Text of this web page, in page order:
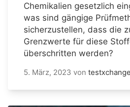
Chemikalien gesetzlich
was sind gängige
sicherzustellen, dass die
Grenzwerte für diese
überschritten werden?
5. März, 2023 von testxchange